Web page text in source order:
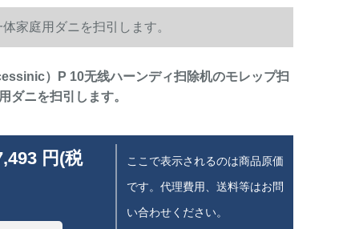
家庭用ダニを扫引します。
）P 10无线ハーンディ扫除机のモレップ扫
ダニを扫引します。
円(税
ここで表示されるのは商品原価
です。代理費用、送料等はお問
い合わせください。